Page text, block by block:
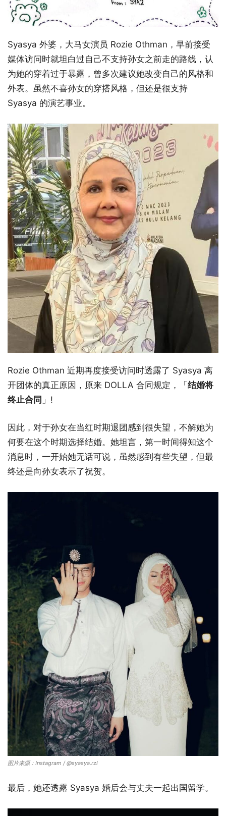
Syasya 外婆，大马女演员 Rozie Othman，早前接受
媒体访问时就坦白过自己不支持孙女之前走的路线，认
为她的穿着过于暴露，曾多次建议她改变自己的风格和
外表。虽然不喜孙女的穿搭风格，但还是很支持
Syasya 的演艺事业。
Rozie Othman 近期再度接受访问时透露了 Syasya 离
开团体的真正原因，原来 DOLLA 合同规定，「 结婚将
终止合同 」!
因此，对于孙女在当红时期退团感到很失望，不解她为
何要在这个时期选择结婚。她坦言，第一时间得知这个
消息时，一开始她无话可说，虽然感到有些失望，但最
终还是向孙女表示了祝贺。
图片来源：Instagram / @syasya.rzl
最后，她还透露 Syasya 婚后会与丈夫一起出国留学。